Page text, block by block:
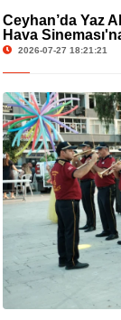
Ceyhan’da Yaz
Hava
2026-07-27 18:21:21